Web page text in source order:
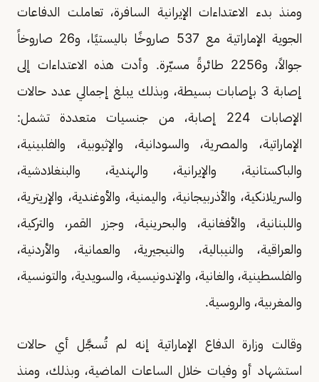
ومنذ بدء الاعتداءات الإيرانية السافرة، تعاملت الدفاعات
الجوية الإماراتية مع 537 صاروخًا باليستيًا، و26 صاروخاً
جوالاً، و2256 طائرةً مسيّرة. وأدت هذه الاعتداءات إلى
إصابة 3 بإصابات بسيطة، وبذلك يبلغ إجمالي عدد حالات
الإصابات 224 إصابة، من جنسيات متعددة تشمل:
الإماراتية، والمصرية، والسودانية، والإثيوبية، والفلبينية،
والباكستانية، والإيرانية، والهندية، والبنغلادشية،
والسريلانكية، والأذربيجانية، واليمنية، والأوغندية، والإريترية،
واللبنانية، والأفغانية، والبحرينية، وجزر القمر، والتركية،
والعراقية، والنيبالية، والنيجيرية، والعمانية، والأردنية،
والفلسطينية، والغانية، والإندونيسية، والسويدية، والتونسية،
والمغربية، والروسية.
وقالت وزارة الدفاع الإماراتية إنه لم تُسجَّل أي حالات
استشهاد أو وفيات خلال الساعات الماضية، وبذلك، ومنذ